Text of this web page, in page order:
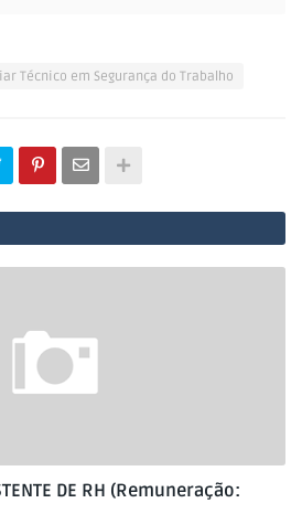
Técnico em Segurança do Trabalho
DE RH (Remuneração: